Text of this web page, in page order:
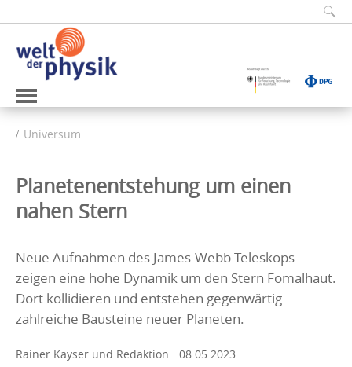
Universum
Planetenentstehung um einen
nahen Stern
Neue Aufnahmen des James-Webb-Teleskops
zeigen eine hohe Dynamik um den Stern Fomalhaut.
Dort kollidieren und entstehen gegenwärtig
zahlreiche Bausteine neuer Planeten.
Rainer Kayser und Redaktion 08.05.2023